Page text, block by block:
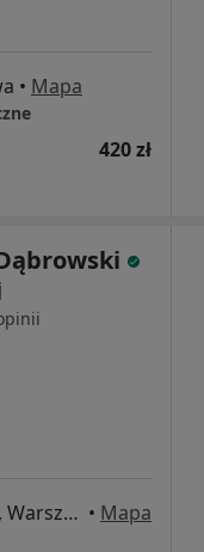
• Mapa
420 zł
Powązkowska 44 gab 22, 23, 24, Warszawa • Mapa